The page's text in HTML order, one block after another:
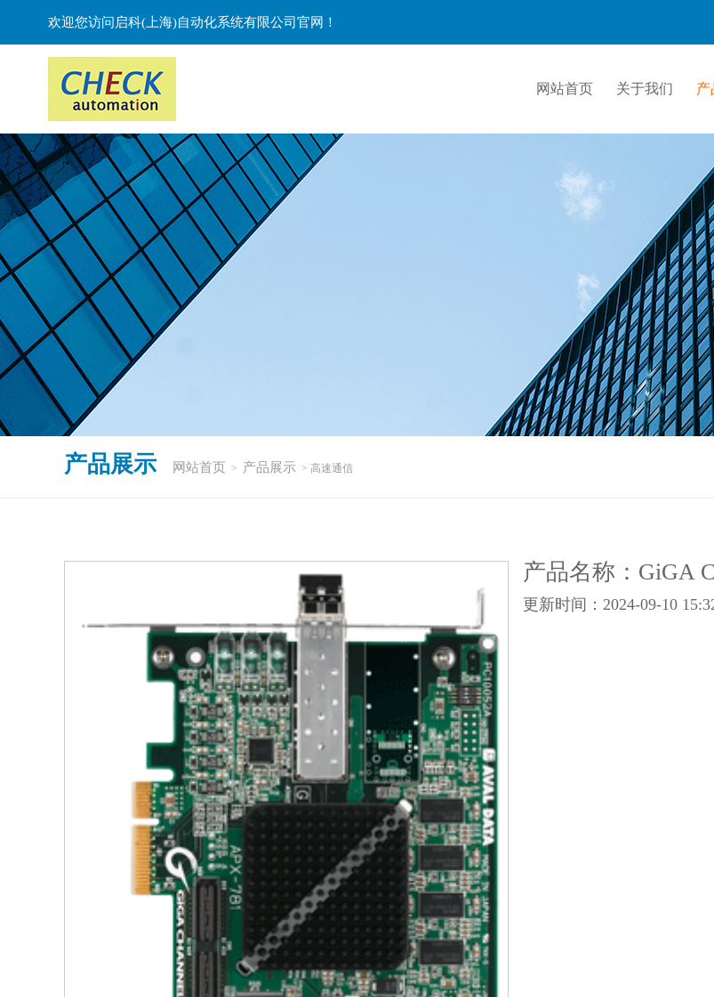
欢迎您访问启科(上海)自动化系统有限公司官网！
网站首页 关于我们 产
产品展示 网站首页 > 产品展示 > 高速通信
产品名称：GiGA
更新时间：2024-09-10